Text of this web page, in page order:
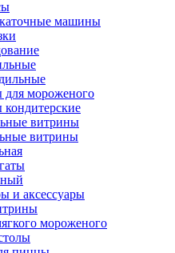
машины
мороженого
витрины
витрины
и аксессуары
мороженого